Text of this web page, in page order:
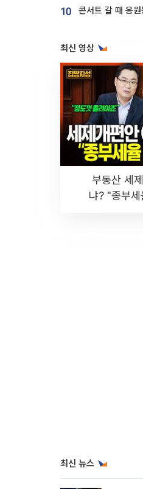
10
최신 영상
부동산 세
냐? "종부세
최신 뉴스